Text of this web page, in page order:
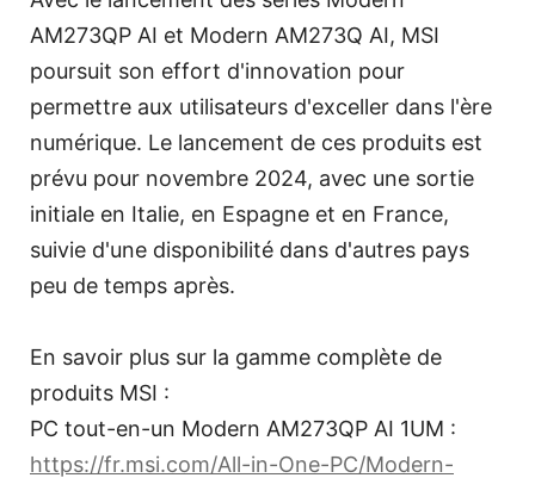
AM273QP AI et Modern AM273Q AI, MSI
poursuit son effort d'innovation pour
permettre aux utilisateurs d'exceller dans l'ère
numérique. Le lancement de ces produits est
prévu pour novembre 2024, avec une sortie
initiale en Italie, en Espagne et en France,
suivie d'une disponibilité dans d'autres pays
peu de temps après.
En savoir plus sur la gamme complète de
produits MSI :
PC tout-en-un Modern AM273QP AI 1UM :
https://fr.msi.com/All-in-One-PC/Modern-